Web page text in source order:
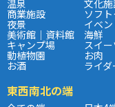
温泉 文化
商業施設 ソフ
夜景 イベ
美術館｜資料館 海鮮
キャンプ場 スイ
動植物園 お肉
お酒 ライ
東西南北の端